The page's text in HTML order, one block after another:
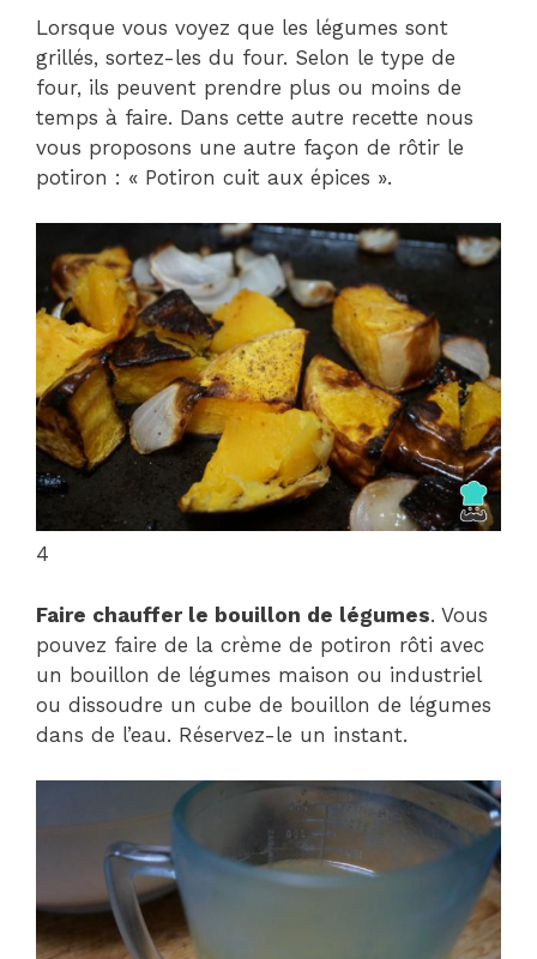
Lorsque vous voyez que les légumes sont
grillés, sortez-les du four. Selon le type de
four, ils peuvent prendre plus ou moins de
temps à faire. Dans cette autre recette nous
vous proposons une autre façon de rôtir le
potiron : « Potiron cuit aux épices ».
4
Faire chauffer le bouillon de légumes. Vous
pouvez faire de la crème de potiron rôti avec
un bouillon de légumes maison ou industriel
ou dissoudre un cube de bouillon de légumes
dans de l’eau. Réservez-le un instant.